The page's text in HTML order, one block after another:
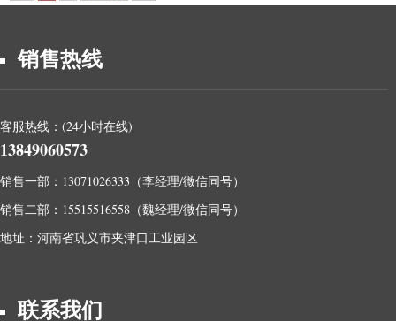
销售热线
客服热线：(24小时在线)
13849060573
销售一部：13071026333（李经理/微信同号）
销售二部：15515516558（魏经理/微信同号）
地址：河南省巩义市夹津口工业园区
联系我们